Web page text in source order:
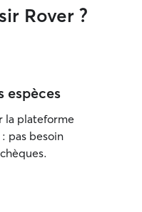
Rover ?
espèces
la plateforme
pas besoin